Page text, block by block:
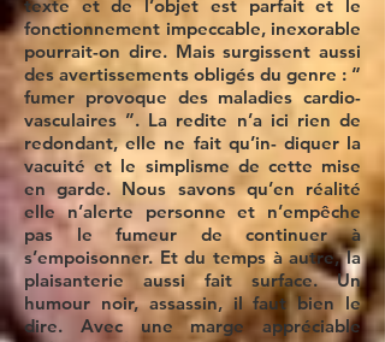
texte et de l’objet est parfait et le
fonctionnement impeccable, inexorable
pourrait-on dire. Mais surgissent aussi
des avertissements obligés du genre : “
fumer provoque des maladies cardio-
vasculaires ”. La redite n’a ici rien de
redondant, elle ne fait qu’in- diquer la
vacuité et le simplisme de cette mise
en garde. Nous savons qu’en réalité
elle n’alerte personne et n’empêche
pas le fumeur de continuer à
s’empoisonner. Et du temps à autre, la
plaisanterie aussi fait surface. Un
humour noir, assassin, il faut bien le
dire. Avec une marge appréciable